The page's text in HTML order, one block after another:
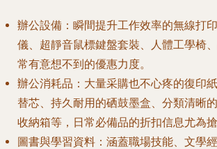
辦公設備 ：瞬間提升工作效率的無線打
儀、超靜音鼠標鍵盤套裝、人體工學椅
常有意想不到的優惠力度。
辦公消耗品 ：大量采購也不心疼的復印
替芯、持久耐用的硒鼓墨盒、分類清晰
收納箱等，日常必備品的折扣信息尤為搶
圖書與學習資料 ：涵蓋職場技能、文學